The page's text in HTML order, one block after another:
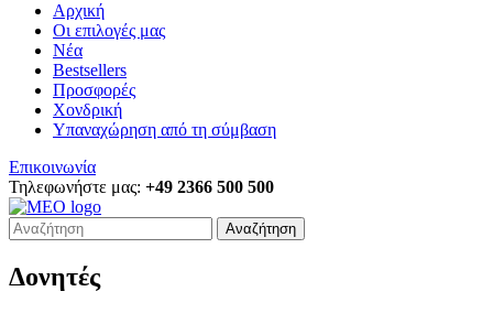
Αρχική
Οι επιλογές μας
Νέα
Bestsellers
Προσφορές
Χονδρική
Υπαναχώρηση από τη σύμβαση
Επικοινωνία
Τηλεφωνήστε μας: +49 2366 500 500
Αναζήτηση
Δονητές